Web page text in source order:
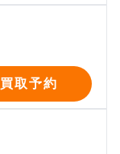
買取予約